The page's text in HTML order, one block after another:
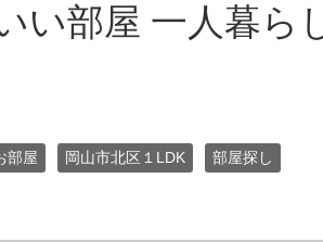
い部屋 一人暮
部屋 岡山市北区１LDK 部屋探し